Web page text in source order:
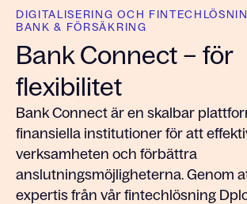
DIGITALISERING OCH
BANK & FÖRSÄKRING
Bank Connect – för
flexibilitet
Bank Connect är en skalbar
finansiella institutioner för att
verksamheten och förbättra
anslutningsmöjligheterna. Genom
expertis från vår fintechlösning